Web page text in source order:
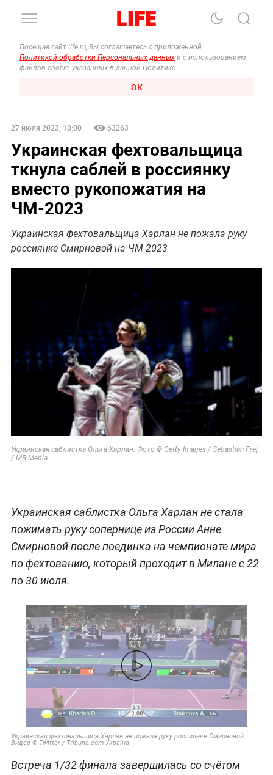
Посещая сайт life.ru, Вы соглашаетесь с приложенной
Политикой обработки Персональных данных и с использованием
файлов cookie, указанных в данной Политике.
ОК
27 июля 2023, 10:00 63263
Украинская фехтовальщица
ткнула саблей в россиянку
вместо рукопожатия на
ЧМ-2023
Украинская фехтовальщица Харлан не пожала руку
россиянке Смирновой на ЧМ-2023
Украинская саблистка Ольга Харлан. Фото © Getty Images / Sebastian Frej
/ MB Media
Украинская саблистка Ольга Харлан не стала
пожимать руку сопернице из России Анне
Смирновой после поединка на чемпионате мира
по фехтованию, который проходит в Милане с 22
по 30 июля.
Украинская фехтовальщица Харлан не пожала руку россиянке Смирновой.
Видео © Twitter / Tribuna.com Україна
Встреча 1/32 финала завершилась со счётом